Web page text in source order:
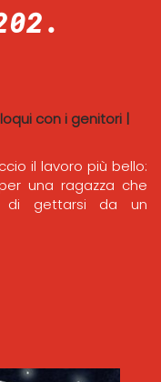
con i genitori |
il lavoro più bello:
una ragazza che
di gettarsi da un